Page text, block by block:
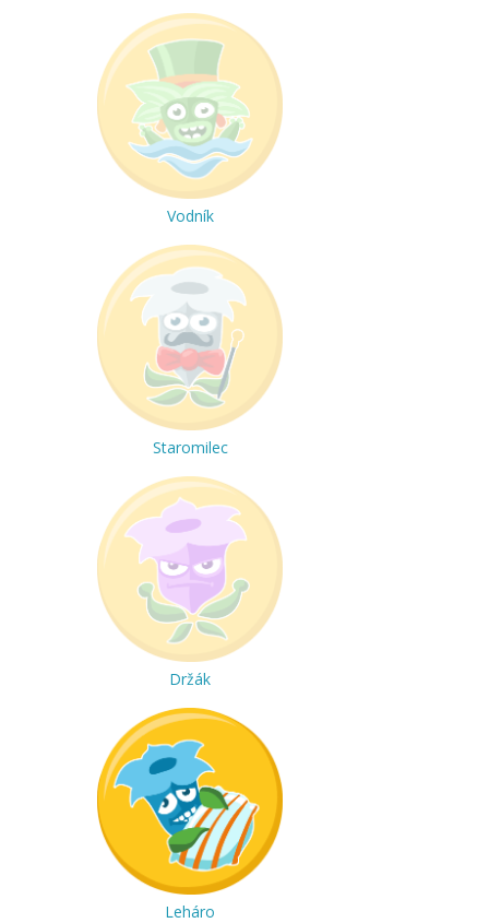
Vodník
Staromilec
Držák
Leháro